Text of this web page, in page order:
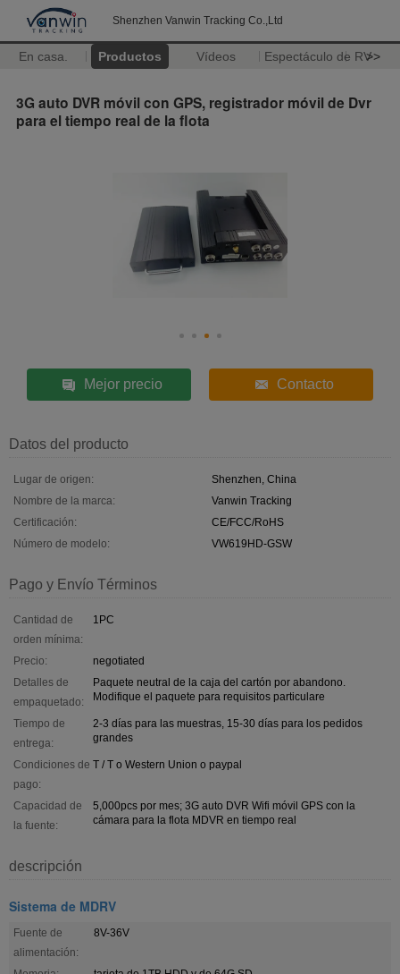
Shenzhen Vanwin Tracking Co.,Ltd
En casa. Productos Vídeos Espectáculo de RV>>
3G auto DVR móvil con GPS, registrador móvil de Dvr
para el tiempo real de la flota
Mejor precio Contacto
Datos del producto
Lugar de origen:
Shenzhen, China
Nombre de la marca:
Vanwin Tracking
Certificación:
CE/FCC/RoHS
Número de modelo:
VW619HD-GSW
Pago y Envío Términos
Cantidad de
orden mínima:
1PC
Precio:
negotiated
Detalles de
empaquetado:
Paquete neutral de la caja del cartón por abandono.
Modifique el paquete para requisitos particulare
Tiempo de
entrega:
2-3 días para las muestras, 15-30 días para los pedidos
grandes
Condiciones de
pago:
T / T o Western Union o paypal
Capacidad de
la fuente:
5,000pcs por mes; 3G auto DVR Wifi móvil GPS con la
cámara para la flota MDVR en tiempo real
descripción
Sistema de MDRV
Fuente de
alimentación:
8V-36V